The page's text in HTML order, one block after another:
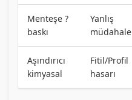
Menteşe ?
baskı
Yanlış
müdahale
Aşındırıcı
kimyasal
Fitil/Profil
hasarı